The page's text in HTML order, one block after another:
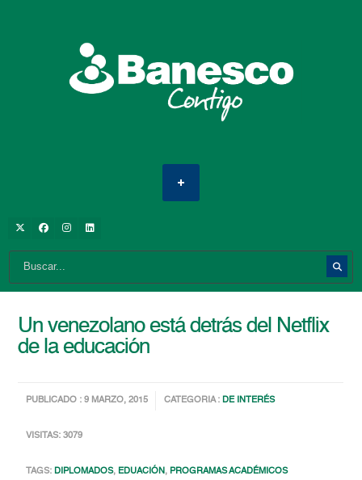
Un venezolano está detrás del Netflix
de la educación
PUBLICADO : 9 MARZO, 2015 CATEGORIA :DE INTERÉS
VISITAS: 3079
TAGS:DIPLOMADOS, EDUACIÓN, PROGRAMAS ACADÉMICOS